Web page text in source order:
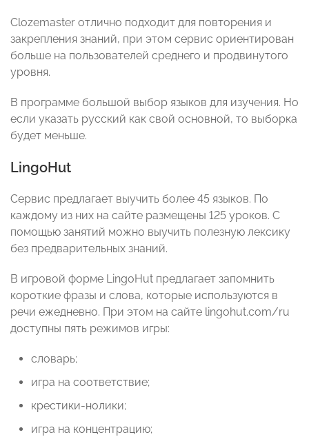
Clozemaster отлично подходит для повторения и
закрепления знаний, при этом сервис ориентирован
больше на пользователей среднего и продвинутого
уровня.
В программе большой выбор языков для изучения. Но
если указать русский как свой основной, то выборка
будет меньше.
LingoHut
Сервис предлагает выучить более 45 языков. По
каждому из них на сайте размещены 125 уроков. С
помощью занятий можно выучить полезную лексику
без предварительных знаний.
В игровой форме LingoHut предлагает запомнить
короткие фразы и слова, которые используются в
речи ежедневно. При этом на сайте lingohut.com/ru
доступны пять режимов игры:
словарь;
игра на соответствие;
крестики-нолики;
игра на концентрацию;